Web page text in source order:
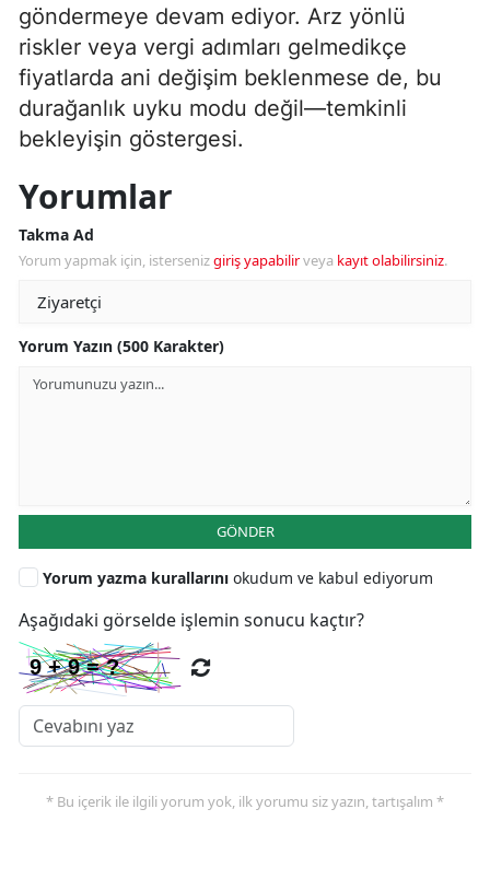
göndermeye devam ediyor. Arz yönlü
riskler veya vergi adımları gelmedikçe
fiyatlarda ani değişim beklenmese de, bu
durağanlık uyku modu değil—temkinli
bekleyişin göstergesi.
Yorumlar
Takma Ad
Yorum yapmak için, istersenizgiriş yapabilirveya kayıt olabilirsiniz.
Yorum Yazın (500 Karakter)
GÖNDER
Yorum yazma kurallarını okudum ve kabul ediyorum
Aşağıdaki görselde işlemin sonucu kaçtır?
* Bu içerik ile ilgili yorum yok, ilk yorumu siz yazın, tartışalım *